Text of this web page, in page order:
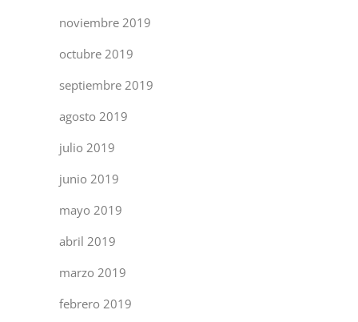
noviembre 2019
octubre 2019
septiembre 2019
agosto 2019
julio 2019
junio 2019
mayo 2019
abril 2019
marzo 2019
febrero 2019